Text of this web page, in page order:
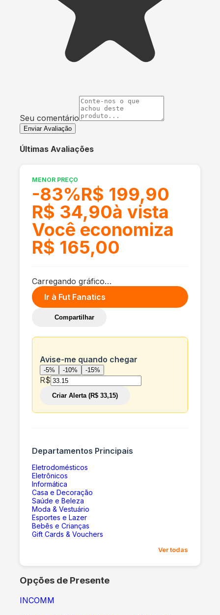
Seu comentário
Enviar Avaliação
Últimas Avaliações
MENOR PREÇO
-83%R$ 199,90
R$ 34,90à vista
Você economiza
R$ 165,00
Carregando gráfico…
Ir à Fut Fanatics
Compartilhar
Avise-me quando chegar
-5% -10% -15%
R$
Criar Alerta (R$ 33,15)
Departamentos Principais
Eletrodomésticos
Eletrônicos
Informática
Casa e Decoração
Saúde e Beleza
Moda & Vestuário
Esportes e Lazer
Bebês e Crianças
Gift Cards & Vouchers
Ver todas
Opções de Presente
INCOMM